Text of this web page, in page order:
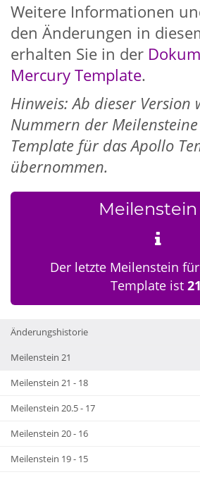
Weitere Informationen
den Änderungen in
erhalten Sie in der
Mercury Template.
Hinweis: Ab dieser Version
Nummern der
Template für das Apollo
übernommen.
Meilenstein
Der letzte Meilenstein
Template ist 21
Änderungshistorie
Meilenstein 21
Meilenstein 21 - 18
Meilenstein 20.5 - 17
Meilenstein 20 - 16
Meilenstein 19 - 15